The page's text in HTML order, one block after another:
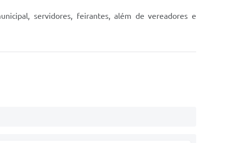
servidores, feirantes, além de vereadores e